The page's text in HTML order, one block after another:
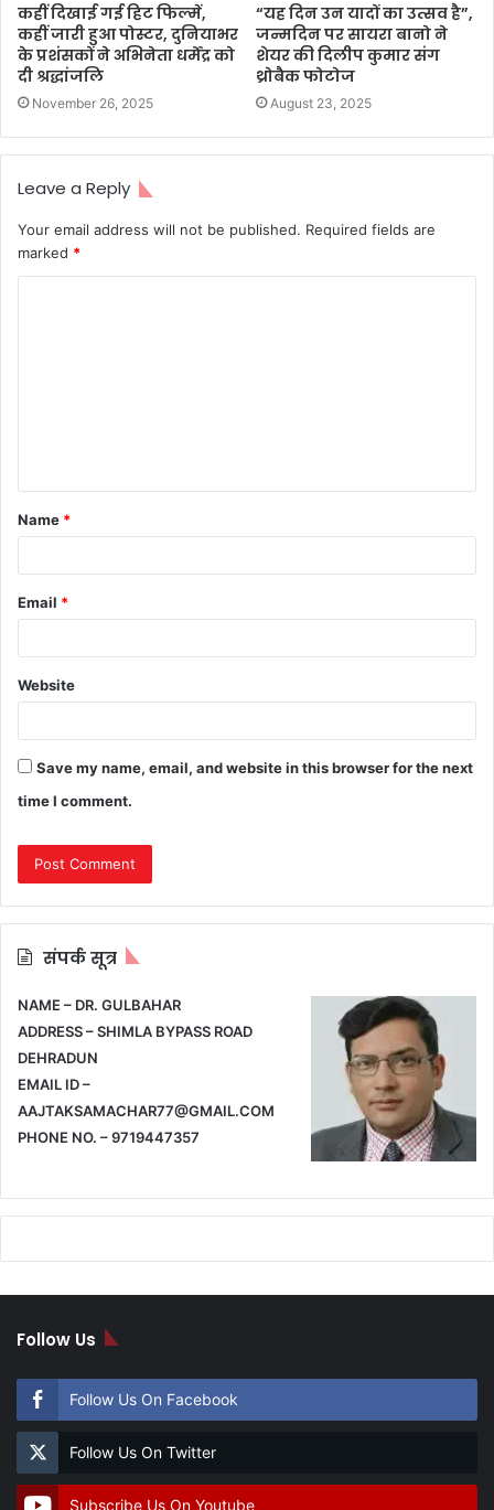
कहीं दिखाई गई हिट फिल्में,
कहीं जारी हुआ पोस्टर, दुनियाभर
के प्रशंसकों ने अभिनेता धर्मेंद्र को
दी श्रद्धांजलि
November 26, 2025
“यह दिन उन यादों का उत्सव है”,
जन्मदिन पर सायरा बानो ने
शेयर की दिलीप कुमार संग
थ्रोबैक फोटोज
August 23, 2025
Leave a Reply
Your email address will not be published. Required fields are
marked *
t
*
Name *
Email *
Website
Save my name, email, and website in this browser for the next
time I comment.
संपर्क सूत्र
NAME – DR. GULBAHAR
ADDRESS – SHIMLA BYPASS ROAD
DEHRADUN
EMAIL ID –
AAJTAKSAMACHAR77@GMAIL.COM
PHONE NO. – 9719447357
Follow Us
Follow Us On Facebook
Follow Us On Twitter
Subscribe Us On Youtube